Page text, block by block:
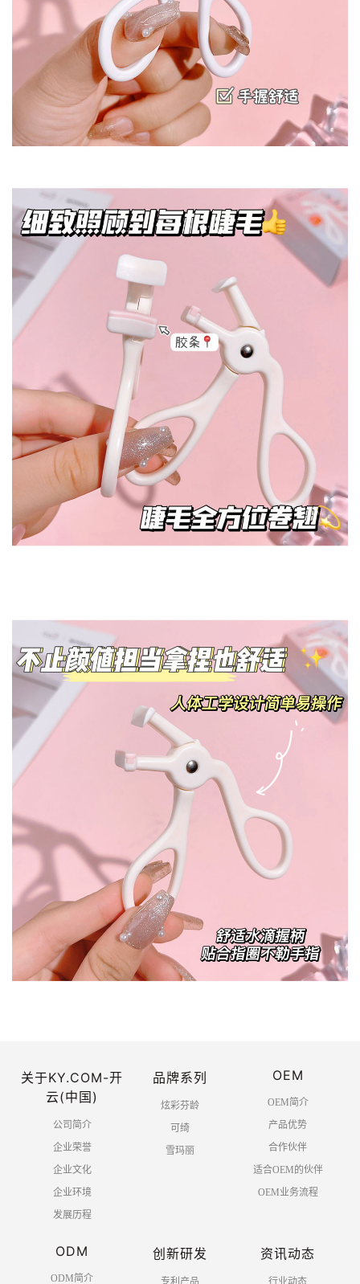
关于KY.COM-开
云(中国)
公司简介
企业荣誉
企业文化
企业环境
发展历程
品牌系列
炫彩芬龄
可绮
雪玛丽
OEM
OEM简介
产品优势
合作伙伴
适合OEM的伙伴
OEM业务流程
ODM
ODM简介
创新研发 资讯动态